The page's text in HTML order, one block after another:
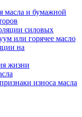
масла и бумажной
силовых
или горячее масло
на
жизни
износа масла